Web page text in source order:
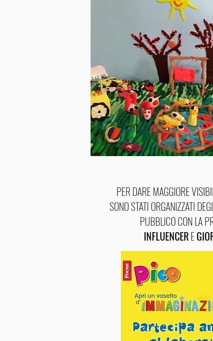
PER DARE MAGGIORE
SONO STATI ORGANIZZATI
PUBBLICO CON LA
INFLUENCERE